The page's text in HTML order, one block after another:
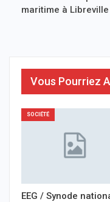
maritime à Libreville
Vous Pourriez
SOCIÉTÉ
EEG / Synode